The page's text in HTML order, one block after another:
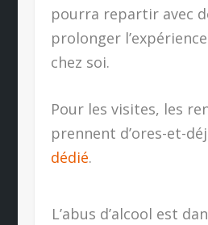
pourra repartir avec
prolonger
chez soi.
Pour les visites, les
prennent d’ores-et-
dédié.
L’abus d’alcool est